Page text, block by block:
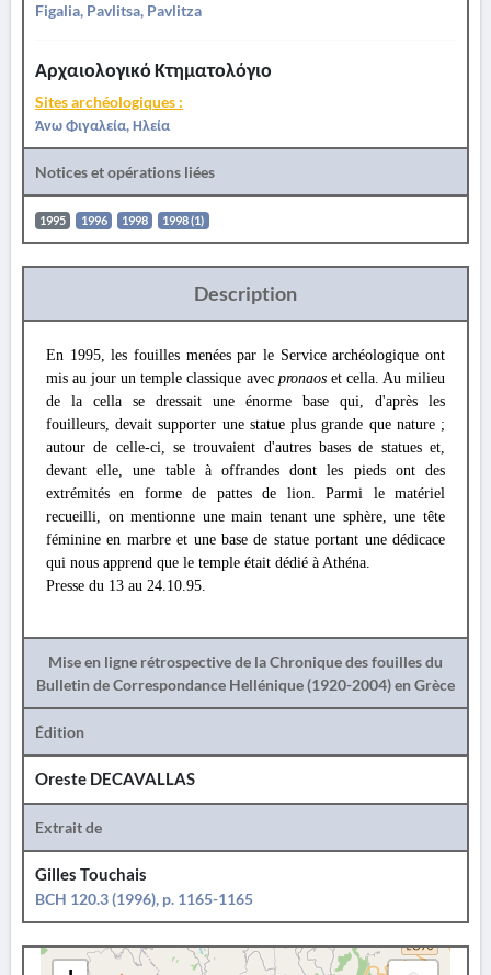
Figalia, Pavlitsa, Pavlitza
Αρχαιολογικό Κτηματολόγιο
Sites archéologiques :
Άνω Φιγαλεία, Ηλεία
Notices et opérations liées
1995 1996 1998 1998 (1)
Description
En 1995, les fouilles menées par le Service archéologique ont
mis au jour un temple classique avec pronaos et cella. Au milieu
de la cella se dressait une énorme base qui, d'après les
fouilleurs, devait supporter une statue plus grande que nature ;
autour de celle-ci, se trouvaient d'autres bases de statues et,
devant elle, une table à offrandes dont les pieds ont des
extrémités en forme de pattes de lion. Parmi le matériel
recueilli, on mentionne une main tenant une sphère, une tête
féminine en marbre et une base de statue portant une dédicace
qui nous apprend que le temple était dédié à Athéna.
Presse du 13 au 24.10.95.
Mise en ligne rétrospective de la Chronique des fouilles du
Bulletin de Correspondance Hellénique (1920-2004) en Grèce
Édition
Oreste DECAVALLAS
Extrait de
Gilles Touchais
BCH 120.3 (1996), p. 1165-1165